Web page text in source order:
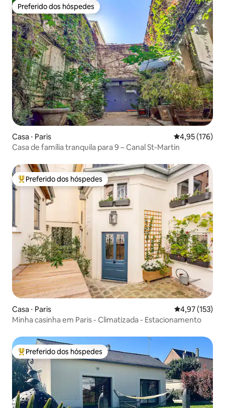
Preferido dos hóspedes
Preferido dos hóspedes
Casa ⋅ Paris 4,95 de uma
4,95 (176)
Casa de família tranquila para 9 – Canal St-Martin
Entre os melhores preferidos dos hóspedes
Preferido dos hóspedes
Casa ⋅ Paris 4,97 de uma
4,97 (153)
Minha casinha em Paris - Climatizada - Estacionamento
Entre os melhores preferidos dos hóspedes
Preferido dos hóspedes